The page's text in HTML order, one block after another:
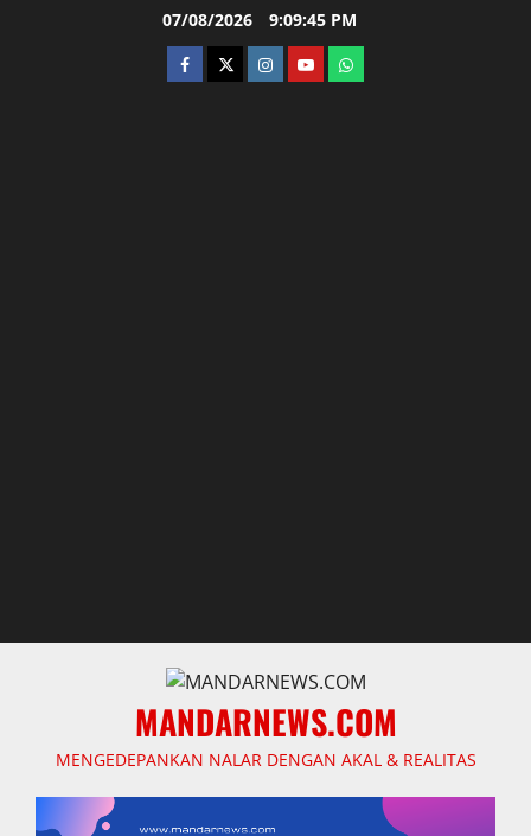
07/08/2026 9:09:46 PM
facebooktwitterinstagram.com
youtubewhatsapp
MANDARNEWS.COM
MENGEDEPANKAN NALAR DENGAN AKAL & REALITAS